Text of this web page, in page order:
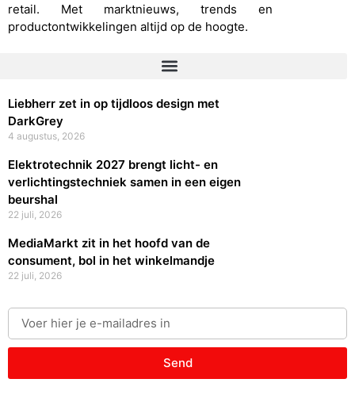
retail. Met marktnieuws, trends en
productontwikkelingen altijd op de hoogte.
Liebherr zet in op tijdloos design met
DarkGrey
4 augustus, 2026
Elektrotechnik 2027 brengt licht- en
verlichtingstechniek samen in een eigen
beurshal
22 juli, 2026
MediaMarkt zit in het hoofd van de
consument, bol in het winkelmandje
22 juli, 2026
Send